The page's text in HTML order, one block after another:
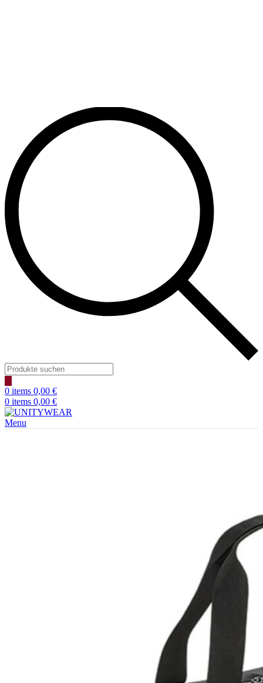
Products
search
0 items 0,00 €
0 items 0,00 €
Menu